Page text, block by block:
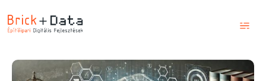
Szolgáltatások